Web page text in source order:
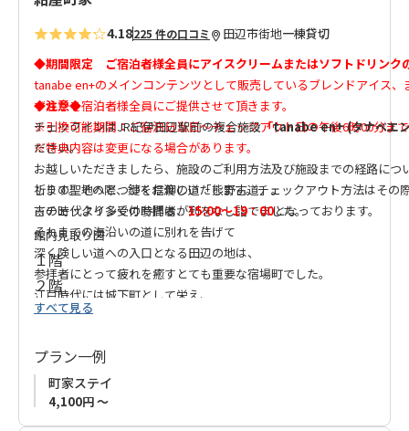
4.18225 件の口コミ 田辺市街地一棟貸切
◆期間限定 ご宿泊者様全員にアイスクリームまたはソフトドリンク
tanabe en+のメインコンテンツとして販売しているブレンドアイス
ずれかを宿泊者様全員にご提供させて頂きます。
※引換可能期間：ご宿泊日当日～チェックアウト日の午後6時00分まで
※特典内容は変更になる場合があります。
祈りの聖地へとつづく信仰の道「熊野古道」。
古の時代より多くの参拝者が列をなし詣でました。
それまでの海沿いの道に別れを告げて
深く険しい道への入口となる田辺の地は、
参拝者にとって疲れを癒すとても重要な宿場町でした。
江戸時代には城下町として栄え、
一日平均約８００人近い旅人が泊まり にぎわったといわれています
古民家を再生し 新たに息がふきこまれた「紺屋町家」は
古の時代のあしあとをたどり その空気を感じることができる町家で
日々ていねいに時を紡いできた人たちの残り香が
◆注意◆
チェックインはJR紀伊田辺駅前の複合施設「tanabe en+ (タナベエ
ださい。
お越しいただきましたら、施設のご利用方法及び施設までの経路につ
します。その際、鍵をお渡しいたします。チェックアウト方法はその
※チェックイン受付時間は、15:00～19：00となっております。
館内見取り図
１階
２階
すべて見る
プラン一例
町家ステイ
4,100円 ～